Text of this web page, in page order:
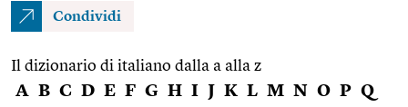
Condividi
Il dizionario di italiano dalla a alla z
A B C D E F G H I J K L M N O P Q